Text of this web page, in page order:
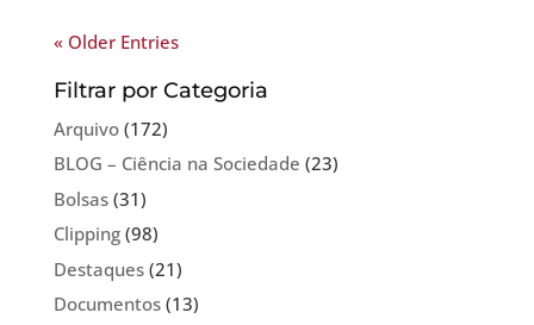
« Older Entries
Filtrar por Categoria
Arquivo(172)
BLOG – Ciência na Sociedade (23)
Bolsas(31)
Clipping(98)
Destaques(21)
Documentos(13)